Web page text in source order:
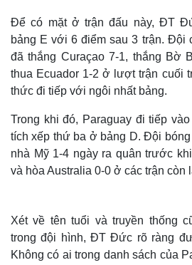
Để có mặt ở trận đấu này, ĐT
bảng E với 6 điểm sau 3 trận. Đội
đã thắng Curaçao 7-1, thắng Bờ
thua Ecuador 1-2 ở lượt trận cuối
thức đi tiếp với ngôi nhất bảng.
Trong khi đó, Paraguay đi tiếp
tích xếp thứ ba ở bảng D. Đội
nhà Mỹ 1-4 ngày ra quân trước
và hòa Australia 0-0 ở các trận còn
Xét về tên tuổi và truyền thống
trong đội hình, ĐT Đức rõ ràng
Không có ai trong danh sách của